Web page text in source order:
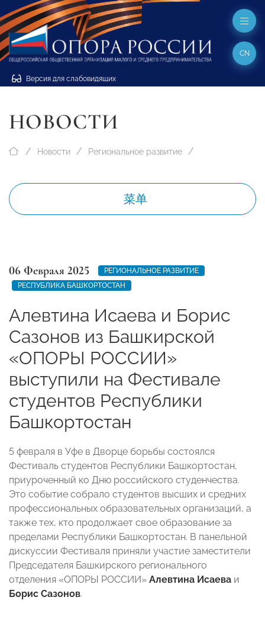
Версия для слабовидящих
CN
НОВОСТИ
Новости Региональное развитие
菜单
06 Февраля 2025
РЕГИОНАЛЬНОЕ РАЗВИТИЕ
РЕСПУБЛИКА БАШКОРТОСТАН
Алевтина Исаева и Борис
Сазонов из Башкирской
«ОПОРЫ РОССИИ»
выступили на Фестивале
студентов Республики
Башкортостан
5 февраля в Уфе в Дворце борьбы состоялся
Фестиваль студентов Республики Башкортостан,
приуроченный ко Дню российского студенчества.
Это событие собрало студентов высших и средних
профессиональных образовательных организаций, а
также тех, кто продолжает свое образование за
пределами Республики Башкортостан. В панельной
дискуссии Фестиваля приняли участие заместители
Председателя Башкирского регионального
отделения «ОПОРЫ РОССИИ» Алевтина Исаева и
Борис Сазонов.